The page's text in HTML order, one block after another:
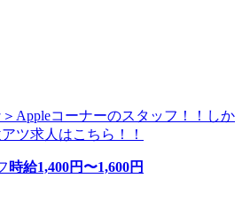
Appleコーナーのスタッフ！！しか
ツ求人はこちら！！
時給1,400円〜1,600円